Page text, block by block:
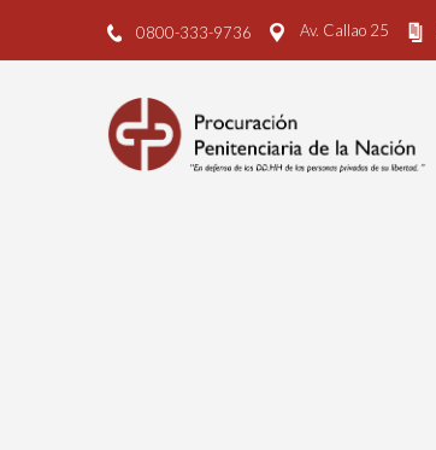
0800-333-9736 Av. Callao 25